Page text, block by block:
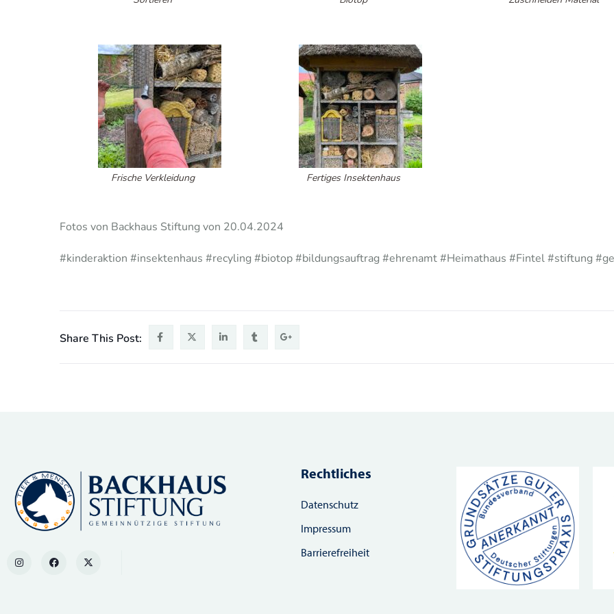
Frische Verkleidung Fertiges Insektenhaus
Fotos von Backhaus Stiftung von 20.04.2024
#kinderaktion #insektenhaus #recyling #biotop #bildungsauftrag #ehrenamt #Heimathaus #Fintel #stiftung
Share This Post:
Rechtliches
Datenschutz
Impressum
Barrierefreiheit